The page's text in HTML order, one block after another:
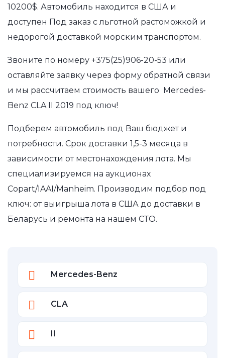
10200$. Автомобиль находится в США и
доступен Под заказ с льготной растоможкой и
недорогой доставкой морским транспортом.
Звоните по номеру +375(25)906-20-53 или
оставляйте заявку через форму обратной связи
и мы рассчитаем стоимость вашего Mercedes-
Benz CLA II 2019 под ключ!
Подберем автомобиль под Ваш бюджет и
потребности. Срок доставки 1,5-3 месяца в
зависимости от местонахождения лота. Мы
специализируемся на аукционах
Copart/IAAI/Manheim. Производим подбор под
ключ: от выигрыша лота в США до доставки в
Беларусь и ремонта на нашем СТО.
Mercedes-Benz
CLA
II